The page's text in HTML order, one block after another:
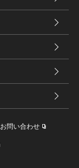
お問い合わせ